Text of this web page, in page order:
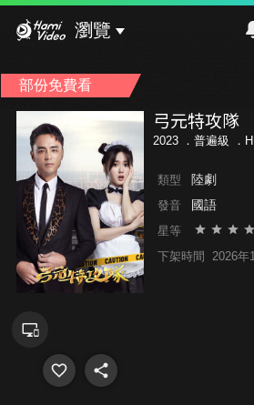
瀏覽
部份免費看
弓元特攻隊
2023 ． 普遍級 ．
類型 陸劇
發音 國語
星等
下架時間 2026年